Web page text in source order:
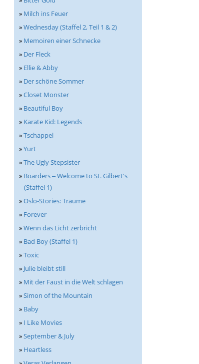
» Milch ins Feuer
»Wednesday (Staffel 2, Teil 1 & 2)
» Memoiren einer Schnecke
» Der Fleck
» Ellie & Abby
» Der schöne Sommer
»Closet Monster
» Beautiful Boy
» Karate Kid: Legends
»Tschappel
»Yurt
»The Ugly Stepsister
» Boarders ‒ Welcome to St. Gilbert's
(Staffel 1)
»Oslo-Stories: Träume
» Forever
»Wenn das Licht zerbricht
» Bad Boy (Staffel 1)
»Toxic
» Julie bleibt still
» Mit der Faust in die Welt schlagen
»Simon of the Mountain
» Baby
» I Like Movies
»September & July
» Heartless